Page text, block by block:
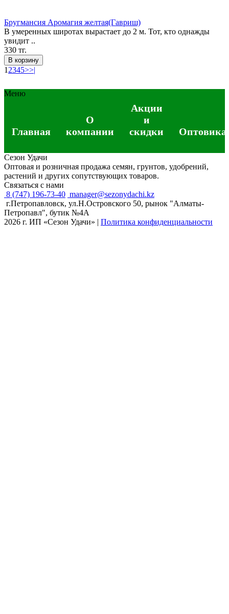
Бругмансия Аромагия желтая(Гавриш)
В умеренных широтах вырастает до 2 м. Тот, кто однажды
увидит ..
330 тг.
В корзину
1 2345>>|
Меню
Главная
О
компании
Акции
и
скидки
Сезон Удачи
Оптовая и розничная продажа семян, грунтов, удобрений,
растений и других сопутствующих товаров.
Связаться с нами
8 (747) 196-73-40 manager@sezonydachi.kz
г.Петропавловск, ул.Н.Островского 50, рынок "Алматы-
Петропавл", бутик №4A
2026 г. ИП «Сезон Удачи» | Политика конфиденциальности